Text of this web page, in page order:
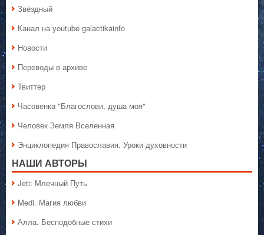
Звёздный
Канал на youtube galactikainfo
Новости
Переводы в архиве
Твиттер
Часовенка "Благослови, душа моя"
Человек Земля Вселенная
Энциклопедия Православия. Уроки духовности
НАШИ АВТОРЫ
Jeti: Млечный Путь
Medi. Магия любви
Алла. Бесподобные стихи